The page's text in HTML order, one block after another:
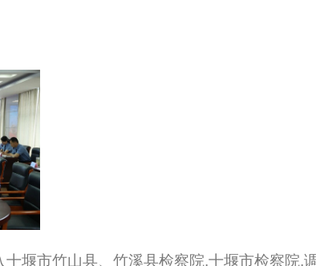
堰市竹山县、竹溪县检察院,十堰市检察院,